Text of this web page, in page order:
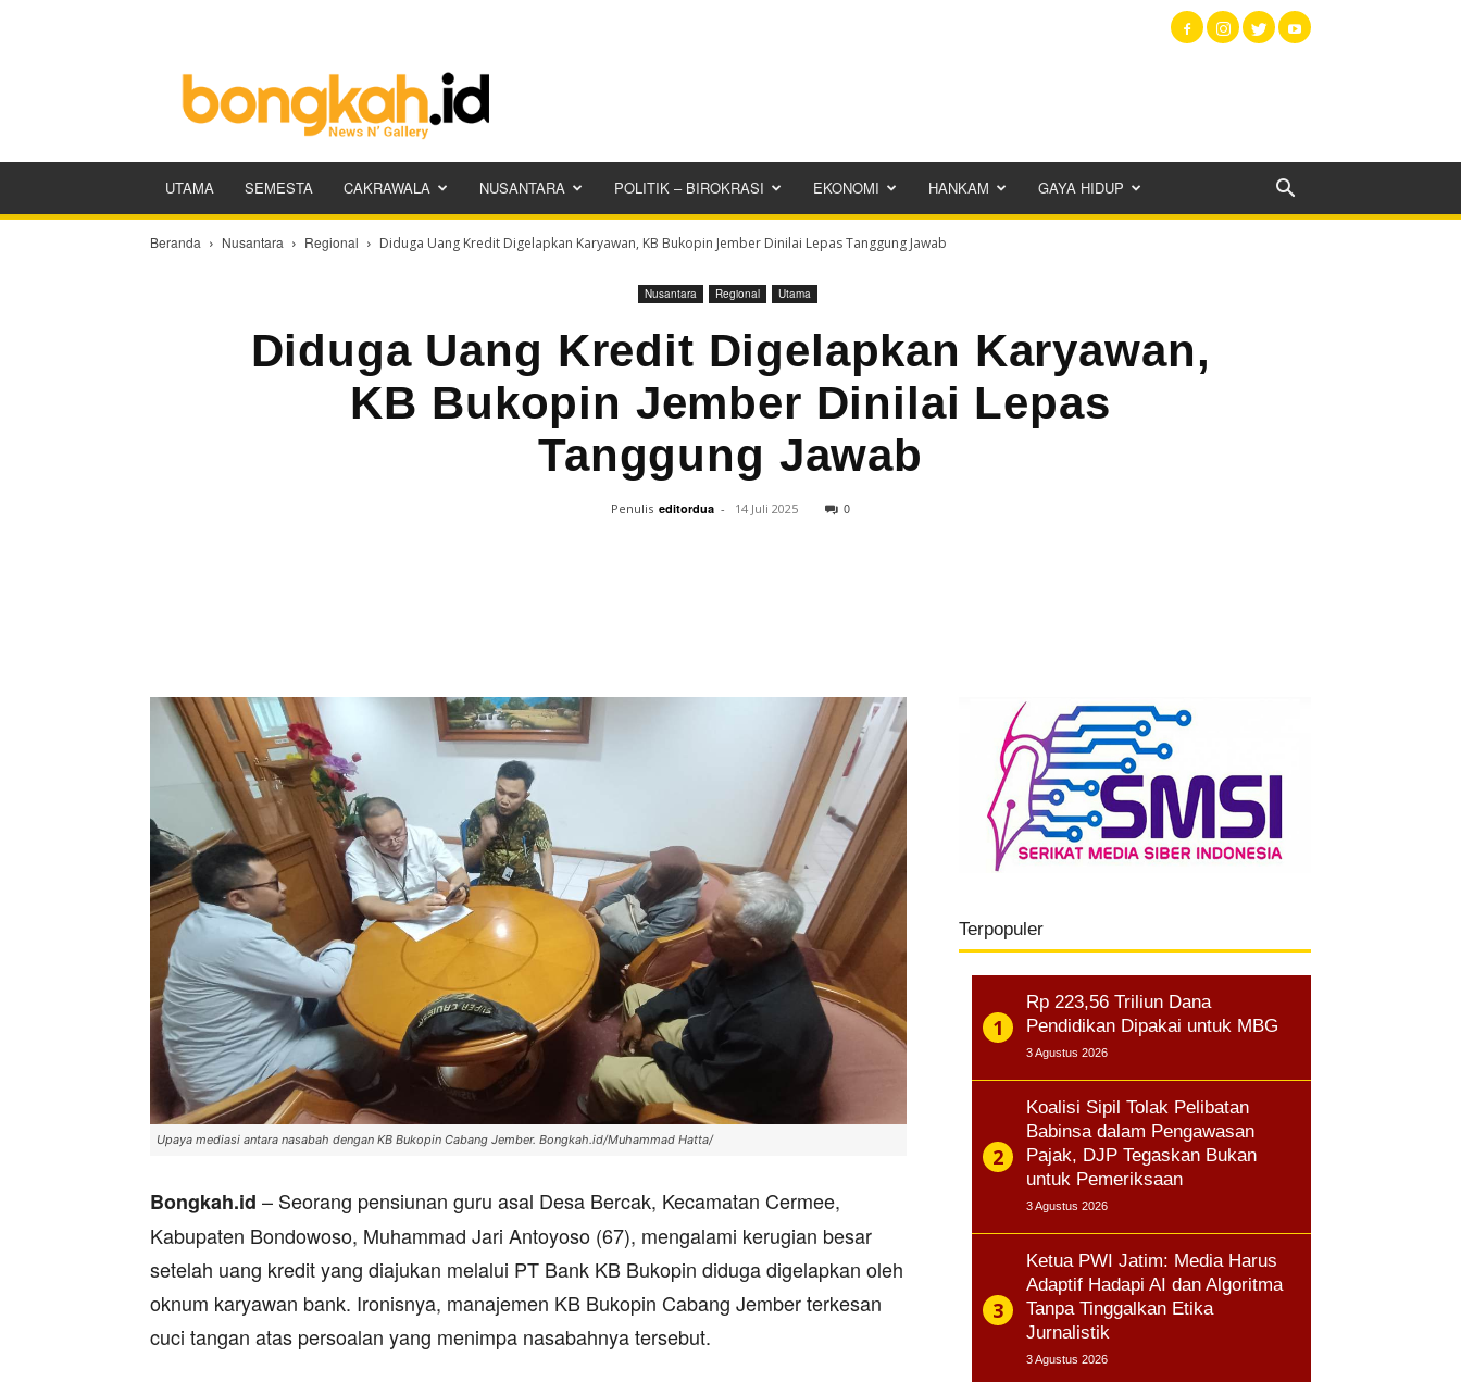
UTAMA SEMESTA CAKRAWALA NUSANTARA POLITIK – BIROKRASI EKONOMI HANKAM GAYA HIDUP
Beranda Nusantara Regional Diduga Uang Kredit Digelapkan Karyawan, KB Bukopin Jember Dinilai Lepas Tanggung Jawab
Nusantara Regional Utama
Diduga Uang Kredit Digelapkan Karyawan,
KB Bukopin Jember Dinilai Lepas
Tanggung Jawab
Penulis editordua - 14 Juli 2025 0
Upaya mediasi antara nasabah dengan KB Bukopin Cabang Jember. Bongkah.id/Muhammad Hatta/
Bongkah.id – Seorang pensiunan guru asal Desa Bercak, Kecamatan Cermee,
Kabupaten Bondowoso, Muhammad Jari Antoyoso (67), mengalami kerugian besar
setelah uang kredit yang diajukan melalui PT Bank KB Bukopin diduga digelapkan oleh
oknum karyawan bank. Ironisnya, manajemen KB Bukopin Cabang Jember terkesan
cuci tangan atas persoalan yang menimpa nasabahnya tersebut.
Terpopuler
Rp 223,56 Triliun Dana
Pendidikan Dipakai untuk MBG
3 Agustus 2026
Koalisi Sipil Tolak Pelibatan
Babinsa dalam Pengawasan
Pajak, DJP Tegaskan Bukan
untuk Pemeriksaan
3 Agustus 2026
Ketua PWI Jatim: Media Harus
Adaptif Hadapi AI dan Algoritma
Tanpa Tinggalkan Etika
Jurnalistik
3 Agustus 2026